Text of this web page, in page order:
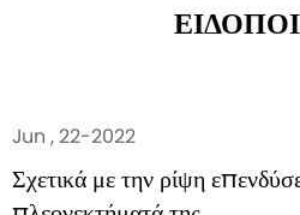
Jun , 22-2022
Σχετικά με την ρίψη